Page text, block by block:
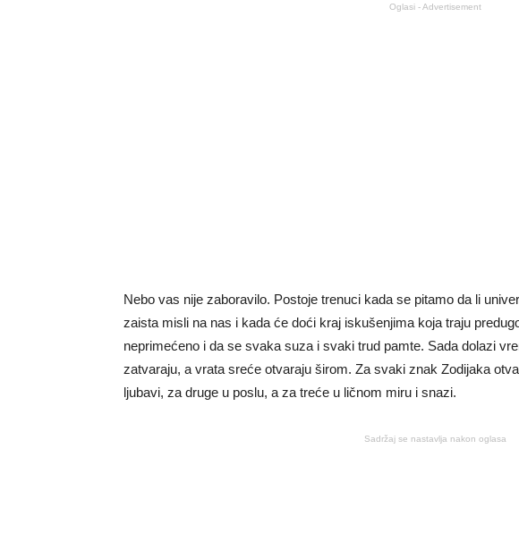
Oglasi - Advertisement
Nebo vas nije zaboravilo. Postoje trenuci kada se pitamo da li
zaista misli na nas i kada će doći kraj iskušenjima koja traju
neprimećeno i da se svaka suza i svaki trud pamte. Sada dolazi
zatvaraju, a vrata sreće otvaraju širom. Za svaki znak Zodijaka
ljubavi, za druge u poslu, a za treće u ličnom miru i snazi.
Sadržaj se nastavlja nakon oglasa